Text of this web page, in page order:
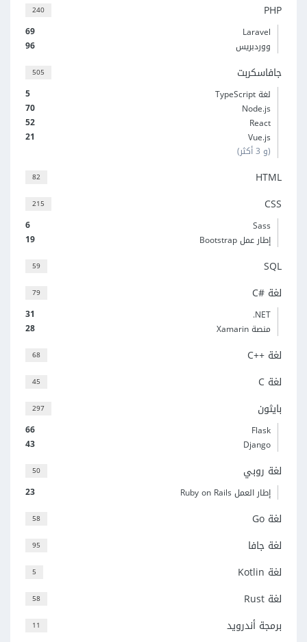
240 PHP
69
Laravel
96
ووردبريس
505 جافاسكربت
5
لغة TypeScript
70
Node.js
52
React
21
Vue.js
(و 3 أكثر)
82 HTML
215 CSS
6
Sass
19
إطار عمل Bootstrap
59 SQL
79 لغة C#‎
31
‎.NET
28
منصة Xamarin
68 لغة C++‎
45 لغة C
297 بايثون
66
Flask
43
Django
50 لغة روبي
23 إطار العمل Ruby on Rails
58 لغة Go
95 لغة جافا
5 لغة Kotlin
58 لغة Rust
11 برمجة أندرويد